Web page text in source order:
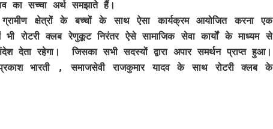
का सच्चा अर्थ समझाते हैं।
क्षेत्रों के बच्चों के साथ ऐसा कार्यक्रम आयोजित करना एक
रोटरी क्लब रेणुकूट निरंतर ऐसे सामाजिक सेवा कार्यों के माध्यम से
रहेगा। जिसका सभी सदस्यों द्वारा अपार समर्थन प्राप्त हुआ।
भारती , समाजसेवी राजकुमार यादव के साथ रोटरी क्लब के